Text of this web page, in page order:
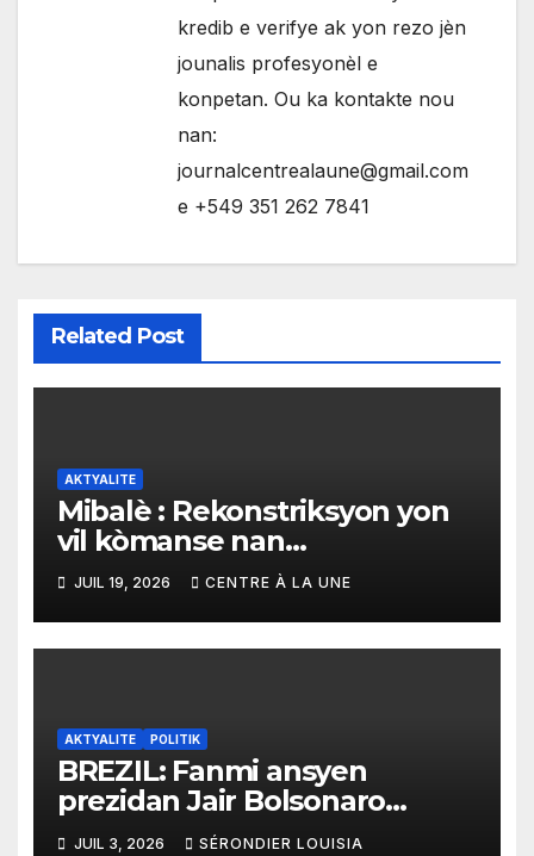
kredib e verifye ak yon rezo jèn
jounalis profesyonèl e
konpetan. Ou ka kontakte nou
nan:
journalcentrealaune@gmail.com
e +549 351 262 7841
Related Post
AKTYALITE
Mibalè : Rekonstriksyon yon
vil kòmanse nan
rekonstriksyon lespri moun
yo
JUIL 19, 2026 CENTRE À LA UNE
AKTYALITE POLITIK
BREZIL: Fanmi ansyen
prezidan Jair Bolsonaro
mande gouvènman ameriken
JUIL 3, 2026 SÉRONDIER LOUISIA